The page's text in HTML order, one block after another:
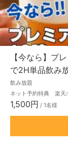
【今なら】プ
で2H単品飲み
飲み放題
ネット予約特典 楽天
1,500円 / 1名様